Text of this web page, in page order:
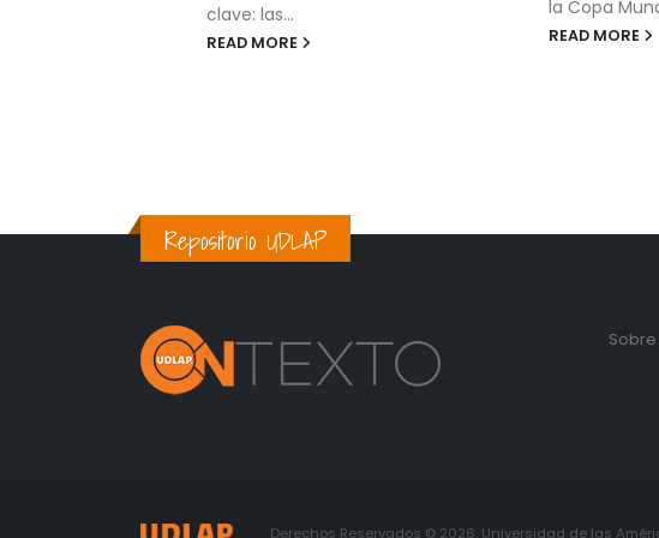
la Copa Mundial de Fútbol...
READ MORE
Repositorio UDLAP
Sobre
Derechos Reservados © 2026. Universidad de las